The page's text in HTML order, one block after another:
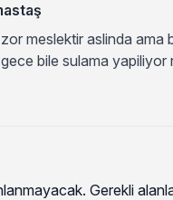
meslektir aslinda ama
bile sulama yapiliyor
Gerekli